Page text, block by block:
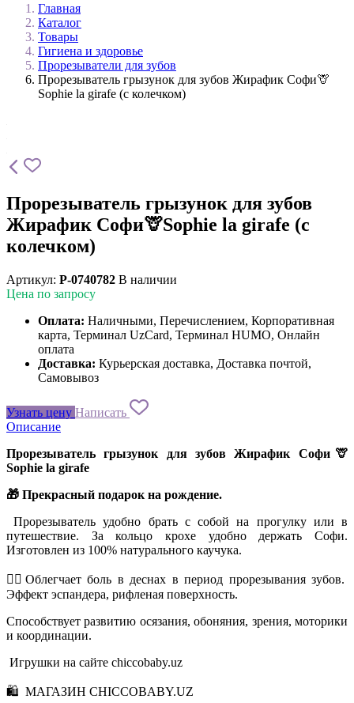
Главная
Каталог
Товары
Гигиена и здоровье
Прорезыватели для зубов
Прорезыватель грызунок для зубов Жирафик Софи🦒
Sophie la girafe (с колечком)
Прорезыватель грызунок для зубов
Жирафик Софи🦒Sophie la girafe (с
колечком)
Артикул: P-0740782 В наличии
Цена по запросу
Оплата: Наличными, Перечислением, Корпоративная
карта, Терминал UzCard, Терминал HUMO, Онлайн
оплата
Доставка: Курьерская доставка, Доставка почтой,
Самовывоз
Узнать цену Написать
Описание
Прорезыватель грызунок для зубов Жирафик Софи🦒
Sophie la girafe
🎁 Прекрасный подарок на рождение.
Прорезыватель удобно брать с собой на прогулку или в
путешествие. За кольцо крохе удобно держать Софи.
Изготовлен из 100% натурального каучука.
👍🏻Облегчает боль в деснах в период прорезывания зубов.
Эффект эспандера, рифленая поверхность.
Способствует развитию осязания, обоняния, зрения, моторики
и координации.
Игрушки на сайте chiccobaby.uz
🛍 МАГАЗИН CHICCOBABY.UZ